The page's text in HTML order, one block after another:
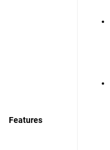
Features